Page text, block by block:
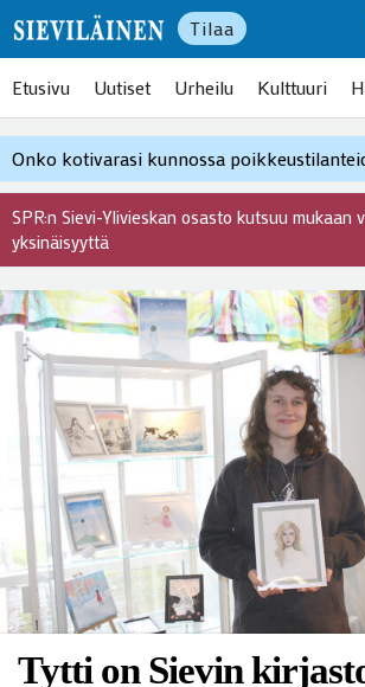
Tilaa
Etusivu Uutiset Urheilu Kulttuuri
Onko kotivarasi kunnossa
SPR:n Sievi-Ylivieskan osasto kutsuu mukaan
yksinäisyyttä
Tytti on Sievin